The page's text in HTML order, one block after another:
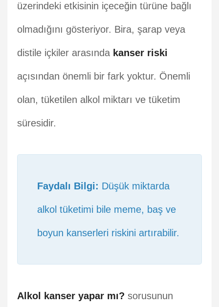
üzerindeki etkisinin içeceğin türüne bağlı
olmadığını gösteriyor. Bira, şarap veya
distile içkiler arasında kanser riski
açısından önemli bir fark yoktur. Önemli
olan, tüketilen alkol miktarı ve tüketim
süresidir.
Faydalı Bilgi: Düşük miktarda
alkol tüketimi bile meme, baş ve
boyun kanserleri riskini artırabilir.
Alkol kanser yapar mı? sorusunun